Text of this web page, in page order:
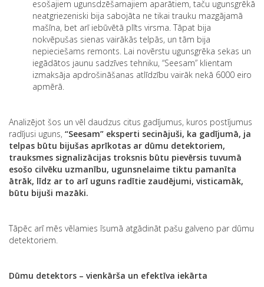
esošajiem ugunsdzēšamajiem aparātiem, taču ugunsgrēkā
neatgriezeniski bija sabojāta ne tikai trauku mazgājamā
mašīna, bet arī iebūvētā plīts virsma. Tāpat bija
nokvēpušas sienas vairākās telpās, un tām bija
nepieciešams remonts. Lai novērstu ugunsgrēka sekas un
iegādātos jaunu sadzīves tehniku, “Seesam” klientam
izmaksāja apdrošināšanas atlīdzību vairāk nekā 6000 eiro
apmērā.
Analizējot šos un vēl daudzus citus gadījumus, kuros postījumus
radījusi uguns, “Seesam” eksperti secinājuši, ka gadījumā, ja
telpas būtu bijušas aprīkotas ar dūmu detektoriem,
trauksmes signalizācijas troksnis būtu pievērsis tuvumā
esošo cilvēku uzmanību, ugunsnelaime tiktu pamanīta
ātrāk, līdz ar to arī uguns radītie zaudējumi, visticamāk,
būtu bijuši mazāki.
Tāpēc arī mēs vēlamies īsumā atgādināt pašu galveno par dūmu
detektoriem.
Dūmu detektors – vienkārša un efektīva iekārta